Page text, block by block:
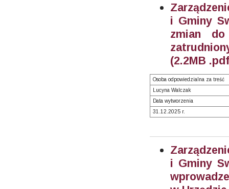
i Gminy
zmian do
(2.2MB
Osoba odpowiedzialna za treść
Lucyna Walczak
Data wytworzenia
31.12.2025 r.
i Gminy